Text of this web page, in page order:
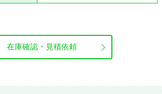
在庫確認・見積依頼